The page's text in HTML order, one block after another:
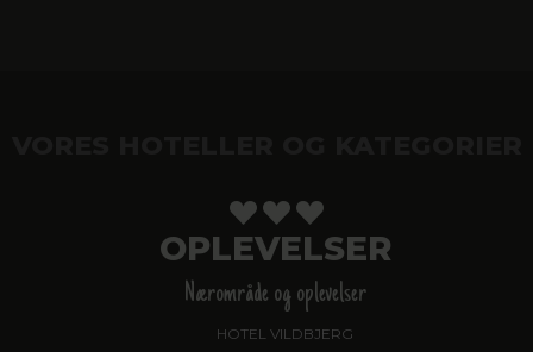
OPLEVELSER
Nærområde og oplevelser
HOTEL VILDBJERG